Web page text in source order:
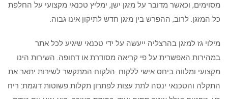
מסוימים, וכאשר מדובר על מזגן ישן, ימליץ טכנאי מקצועי על החלפת
כל המזגן. לרוב, ההפרש בין מזגן חדש לתיקון אינו גבוה.
מילוי גז למזגן בהרצליה ייעשה על ידי טכנאי שיגיע לכל אתר
במהירות האפשרית על פי קריאה מסודרת או דחופה. השירות הינו
מקצועי ומלווה ביחס אישי ללקוח. הלקוח המתקשר לשירות יתאר את
התקלה והטכנאי ינסה לתת עצות לפתרון תקלות פשוטות דוגמת: ריח